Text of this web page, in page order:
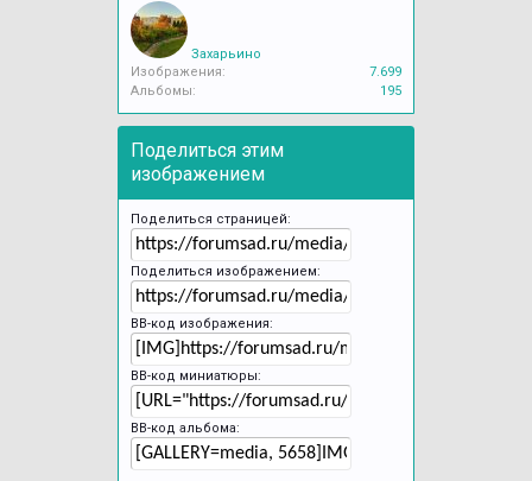
Захарьино
Изображения:
7.699
Альбомы:
195
Поделиться этим
изображением
Поделиться страницей:
Поделиться изображением:
BB-код изображения:
BB-код миниатюры:
BB-код альбома: